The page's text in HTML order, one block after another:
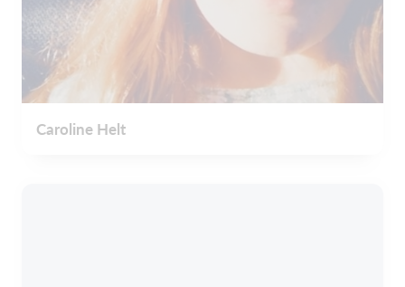
Caroline Helt